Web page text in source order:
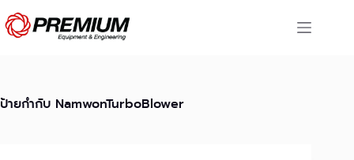
Skip
to
content
ป้ายกำกับ NamwonTurboBlower